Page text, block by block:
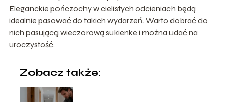
Eleganckie pończochy w cielistych odcieniach będą
idealnie pasować do takich wydarzeń. Warto dobrać do
nich pasującą wieczorową sukienke i można udać na
uroczystość.
Zobacz także: